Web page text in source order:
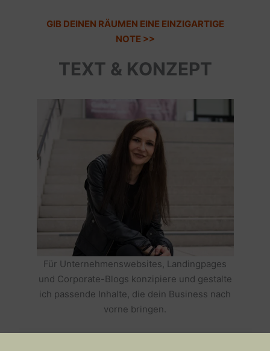
GIB DEINEN RÄUMEN EINE EINZIGARTIGE
NOTE >>
TEXT & KONZEPT
Für Unternehmenswebsites, Landingpages
und Corporate-Blogs konzipiere und gestalte
ich passende Inhalte, die dein Business nach
vorne bringen.